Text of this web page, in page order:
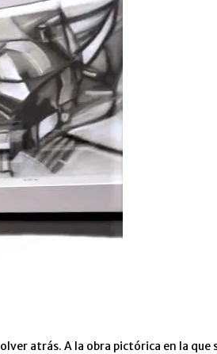
atrás. A la obra pictórica en la